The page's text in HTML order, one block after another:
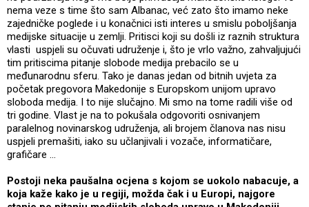
nema veze s time što sam Albanac, već zato što imamo neke
zajedničke poglede i u konačnici isti interes u smislu poboljšanja
medijske situacije u zemlji. Pritisci koji su došli iz raznih struktura
vlasti uspjeli su očuvati udruženje i, što je vrlo važno, zahvaljujući
tim pritiscima pitanje slobode medija prebacilo se u
međunarodnu sferu. Tako je danas jedan od bitnih uvjeta za
početak pregovora Makedonije s Europskom unijom upravo
sloboda medija. I to nije slučajno. Mi smo na tome radili više od
tri godine. Vlast je na to pokušala odgovoriti osnivanjem
paralelnog novinarskog udruženja, ali brojem članova nas nisu
uspjeli premašiti, iako su učlanjivali i vozače, informatičare,
grafičare …
Postoji neka paušalna ocjena s kojom se uokolo nabacuje, a
koja kaže kako je u regiji, možda čak i u Europi, najgore